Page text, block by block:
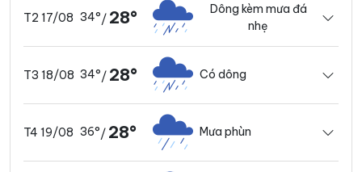
T2 17/08 34°/ 28°
Dông kèm mưa đá
nhẹ
T3 18/08 34°/ 28° Có dông
T4 19/08 36°/ 28° Mưa phùn